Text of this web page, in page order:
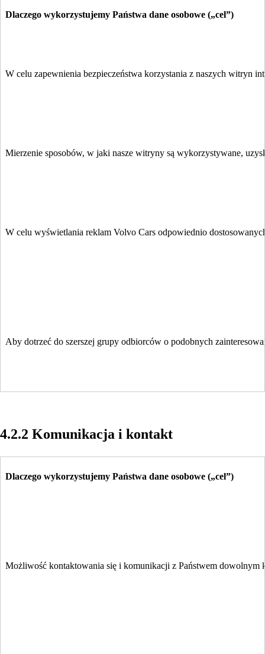
Dlaczego wykorzystujemy Państwa dane osobowe („cel”)
W celu zapewnienia bezpieczeństwa korzystania z naszych witryn
Mierzenie sposobów, w jaki nasze witryny są wykorzystywane,
W celu wyświetlania reklam Volvo Cars odpowiednio
Aby dotrzeć do szerszej grupy odbiorców o podobnych
4.2.2 Komunikacja i kontakt
Dlaczego wykorzystujemy Państwa dane osobowe („cel”)
Możliwość kontaktowania się i komunikacji z Państwem dowolnym